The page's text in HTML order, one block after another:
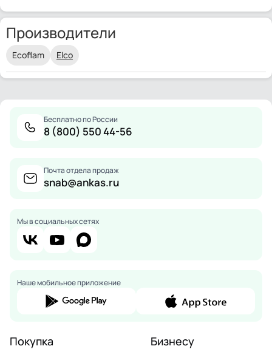
Производители
Ecoflam Elco
Бесплатно по России
8 (800) 550 44-56
Почта отдела продаж
snab@ankas.ru
Мы в социальных сетях
Наше мобильное приложение
Покупка Бизнесу